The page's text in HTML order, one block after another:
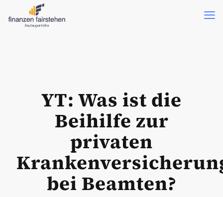
YT: Was ist die
Beihilfe zur
privaten
bei Beamten?